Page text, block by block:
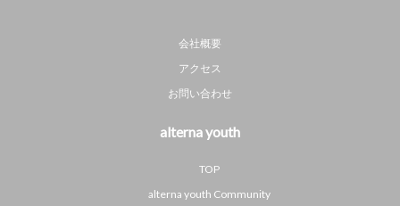
会社概要
アクセス
お問い合わせ
alterna youth
TOP
alterna youth Community